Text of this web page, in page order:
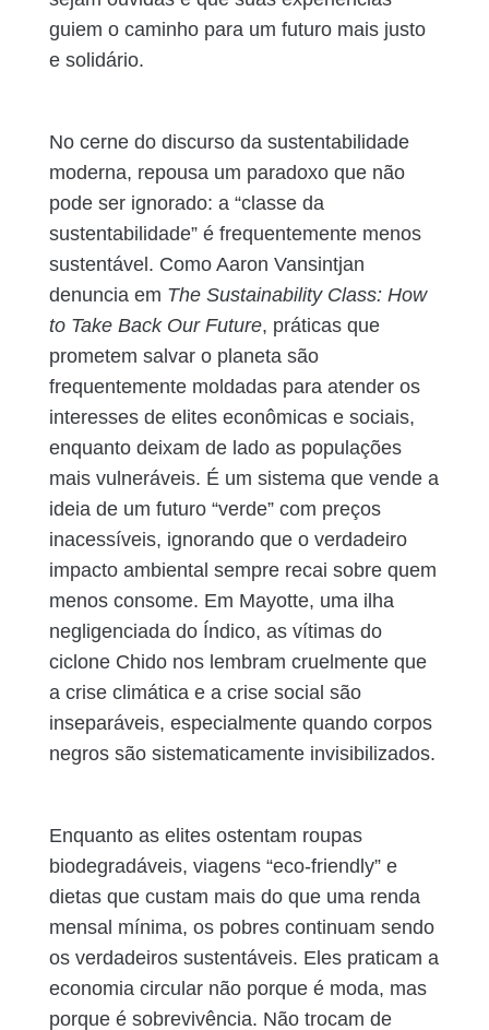
guiem o caminho para um futuro mais justo
e solidário.
No cerne do discurso da sustentabilidade
moderna, repousa um paradoxo que não
pode ser ignorado: a “classe da
sustentabilidade” é frequentemente menos
sustentável. Como Aaron Vansintjan
denuncia em The Sustainability Class: How
to Take Back Our Future, práticas que
prometem salvar o planeta são
frequentemente moldadas para atender os
interesses de elites econômicas e sociais,
enquanto deixam de lado as populações
mais vulneráveis. É um sistema que vende a
ideia de um futuro “verde” com preços
inacessíveis, ignorando que o verdadeiro
impacto ambiental sempre recai sobre quem
menos consome. Em Mayotte, uma ilha
negligenciada do Índico, as vítimas do
ciclone Chido nos lembram cruelmente que
a crise climática e a crise social são
inseparáveis, especialmente quando corpos
negros são sistematicamente invisibilizados.
Enquanto as elites ostentam roupas
biodegradáveis, viagens “eco-friendly” e
dietas que custam mais do que uma renda
mensal mínima, os pobres continuam sendo
os verdadeiros sustentáveis. Eles praticam a
economia circular não porque é moda, mas
porque é sobrevivência. Não trocam de